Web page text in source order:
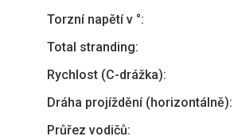
Torzní napětí v °:
Total stranding:
Rychlost (C-drážka):
Dráha projíždění (horizontálně):
Průřez vodičů: